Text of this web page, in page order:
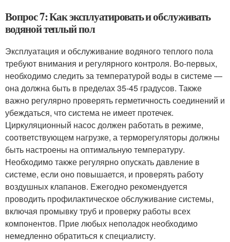
Вопрос 7: Как эксплуатировать и обслуживать
водяной теплый пол
Эксплуатация и обслуживание водяного теплого пола
требуют внимания и регулярного контроля. Во-первых,
необходимо следить за температурой воды в системе —
она должна быть в пределах 35-45 градусов. Также
важно регулярно проверять герметичность соединений и
убеждаться, что система не имеет протечек.
Циркуляционный насос должен работать в режиме,
соответствующем нагрузке, а терморегуляторы должны
быть настроены на оптимальную температуру.
Необходимо также регулярно опускать давление в
системе, если оно повышается, и проверять работу
воздушных клапанов. Ежегодно рекомендуется
проводить профилактическое обслуживание системы,
включая промывку труб и проверку работы всех
компонентов. Прие любых неполадок необходимо
немедленно обратиться к специалисту.